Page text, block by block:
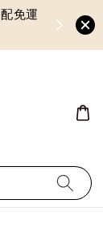
免運
因訂單